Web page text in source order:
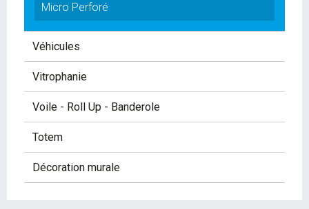
Micro Perforé
Véhicules
Vitrophanie
Voile - Roll Up - Banderole
Totem
Décoration murale